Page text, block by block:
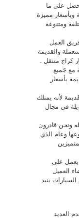
على ما
وبأسعار مميزة
ومتنوعة
العمل
والقديمة
كراج متنقل
مع جَميع
بأسعار
لأنه يمتلك
في مجال
ونحن قادرون
وعام الذي
يعمل على
العميل
بنيد
العديد